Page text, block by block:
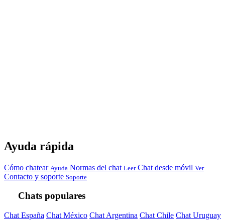
Ayuda rápida
Cómo chatear Ayuda Normas del chat Leer Chat desde móvil Ver
Contacto y soporte Soporte
Chats populares
Chat España Chat México Chat Argentina Chat Chile Chat Uruguay